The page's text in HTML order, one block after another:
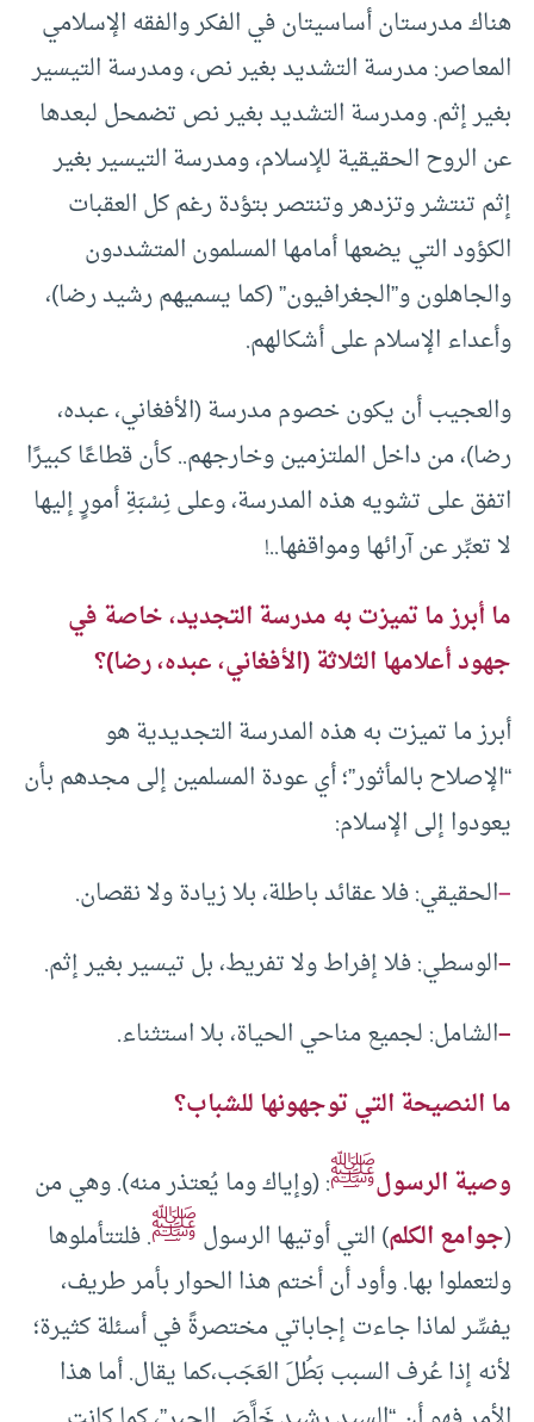
هناك مدرستان أساسيتان في الفكر والفقه الإسلامي
المعاصر: مدرسة التشديد بغير نص، ومدرسة التيسير
بغير إثم. ومدرسة التشديد بغير نص تضمحل لبعدها
عن الروح الحقيقية للإسلام، ومدرسة التيسير بغير
إثم تنتشر وتزدهر وتنتصر بتؤدة رغم كل العقبات
الكؤود التي يضعها أمامها المسلمون المتشددون
والجاهلون و”الجغرافيون” (كما يسميهم رشيد رضا)،
وأعداء الإسلام على أشكالهم.
والعجيب أن يكون خصوم مدرسة (الأفغاني، عبده،
رضا)، من داخل الملتزمين وخارجهم.. كأن قطاعًا كبيرًا
اتفق على تشويه هذه المدرسة، وعلى نِسْبَةِ أمورٍ إليها
لا تعبِّر عن آرائها ومواقفها..!
ما أبرز ما تميزت به مدرسة التجديد، خاصة في
جهود أعلامها الثلاثة (الأفغاني، عبده، رضا)؟
أبرز ما تميزت به هذه المدرسة التجديدية هو
“الإصلاح بالمأثور”؛ أي عودة المسلمين إلى مجدهم بأن
يعودوا إلى الإسلام:
–الحقيقي: فلا عقائد باطلة، بلا زيادة ولا نقصان.
–الوسطي: فلا إفراط ولا تفريط، بل تيسير بغير إثم.
–الشامل: لجميع مناحي الحياة، بلا استثناء.
ما النصيحة التي توجهونها للشباب؟
وصية الرسولﷺ: (وإياك وما يُعتذر منه). وهي من
(جوامع الكلم) التي أوتيها الرسولﷺ. فلتتأملوها
ولتعملوا بها. وأود أن أختم هذا الحوار بأمر طريف،
يفسِّر لماذا جاءت إجاباتي مختصرةً في أسئلة كثيرة؛
لأنه إذا عُرف السبب بَطُلَ العَجَب،كما يقال. أما هذا